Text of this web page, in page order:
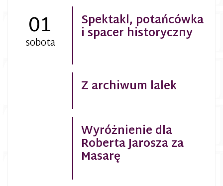
01
sobota
Spektakl, potańcówka
i spacer historyczny
Z archiwum lalek
Wyróżnienie dla
Roberta Jarosza za
Masarę